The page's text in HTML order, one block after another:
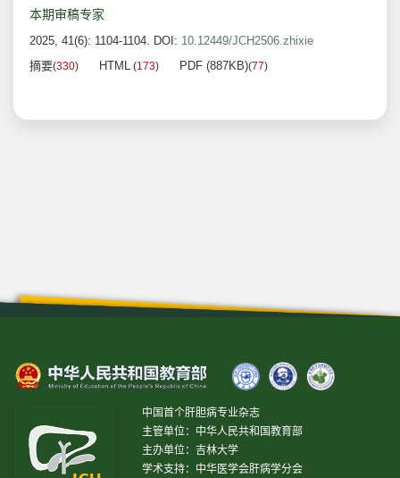
本期审稿专家
2025, 41(6): 1104-1104. DOI: 10.12449/JCH2506.zhixie
摘要(330) HTML (173) PDF (887KB)(77)
中国首个肝胆病专业杂志
主管单位：中华人民共和国教育部
主办单位：吉林大学
学术支持：中华医学会肝病学分会